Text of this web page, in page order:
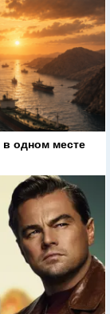
одном месте